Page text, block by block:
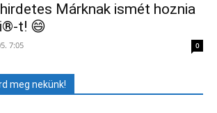
Márknak ismét hoznia
t! 😄
7:05 0
meg nekünk!